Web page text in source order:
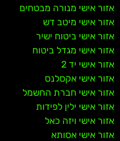
אזור אישי מנורה מבטחים
אזור אישי מיטב דש
אזור אישי ביטוח ישיר
אזור אישי מגדל ביטוח
אזור אישי יד 2
אזור אישי אקסלנס
אזור אישי חברת החשמל
אזור אישי ילין לפידות
אזור אישי ויזה כאל
אזור אישי אסותא